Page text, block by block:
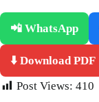
📲 WhatsApp
⬇️ Download PDF
Post Views: 410